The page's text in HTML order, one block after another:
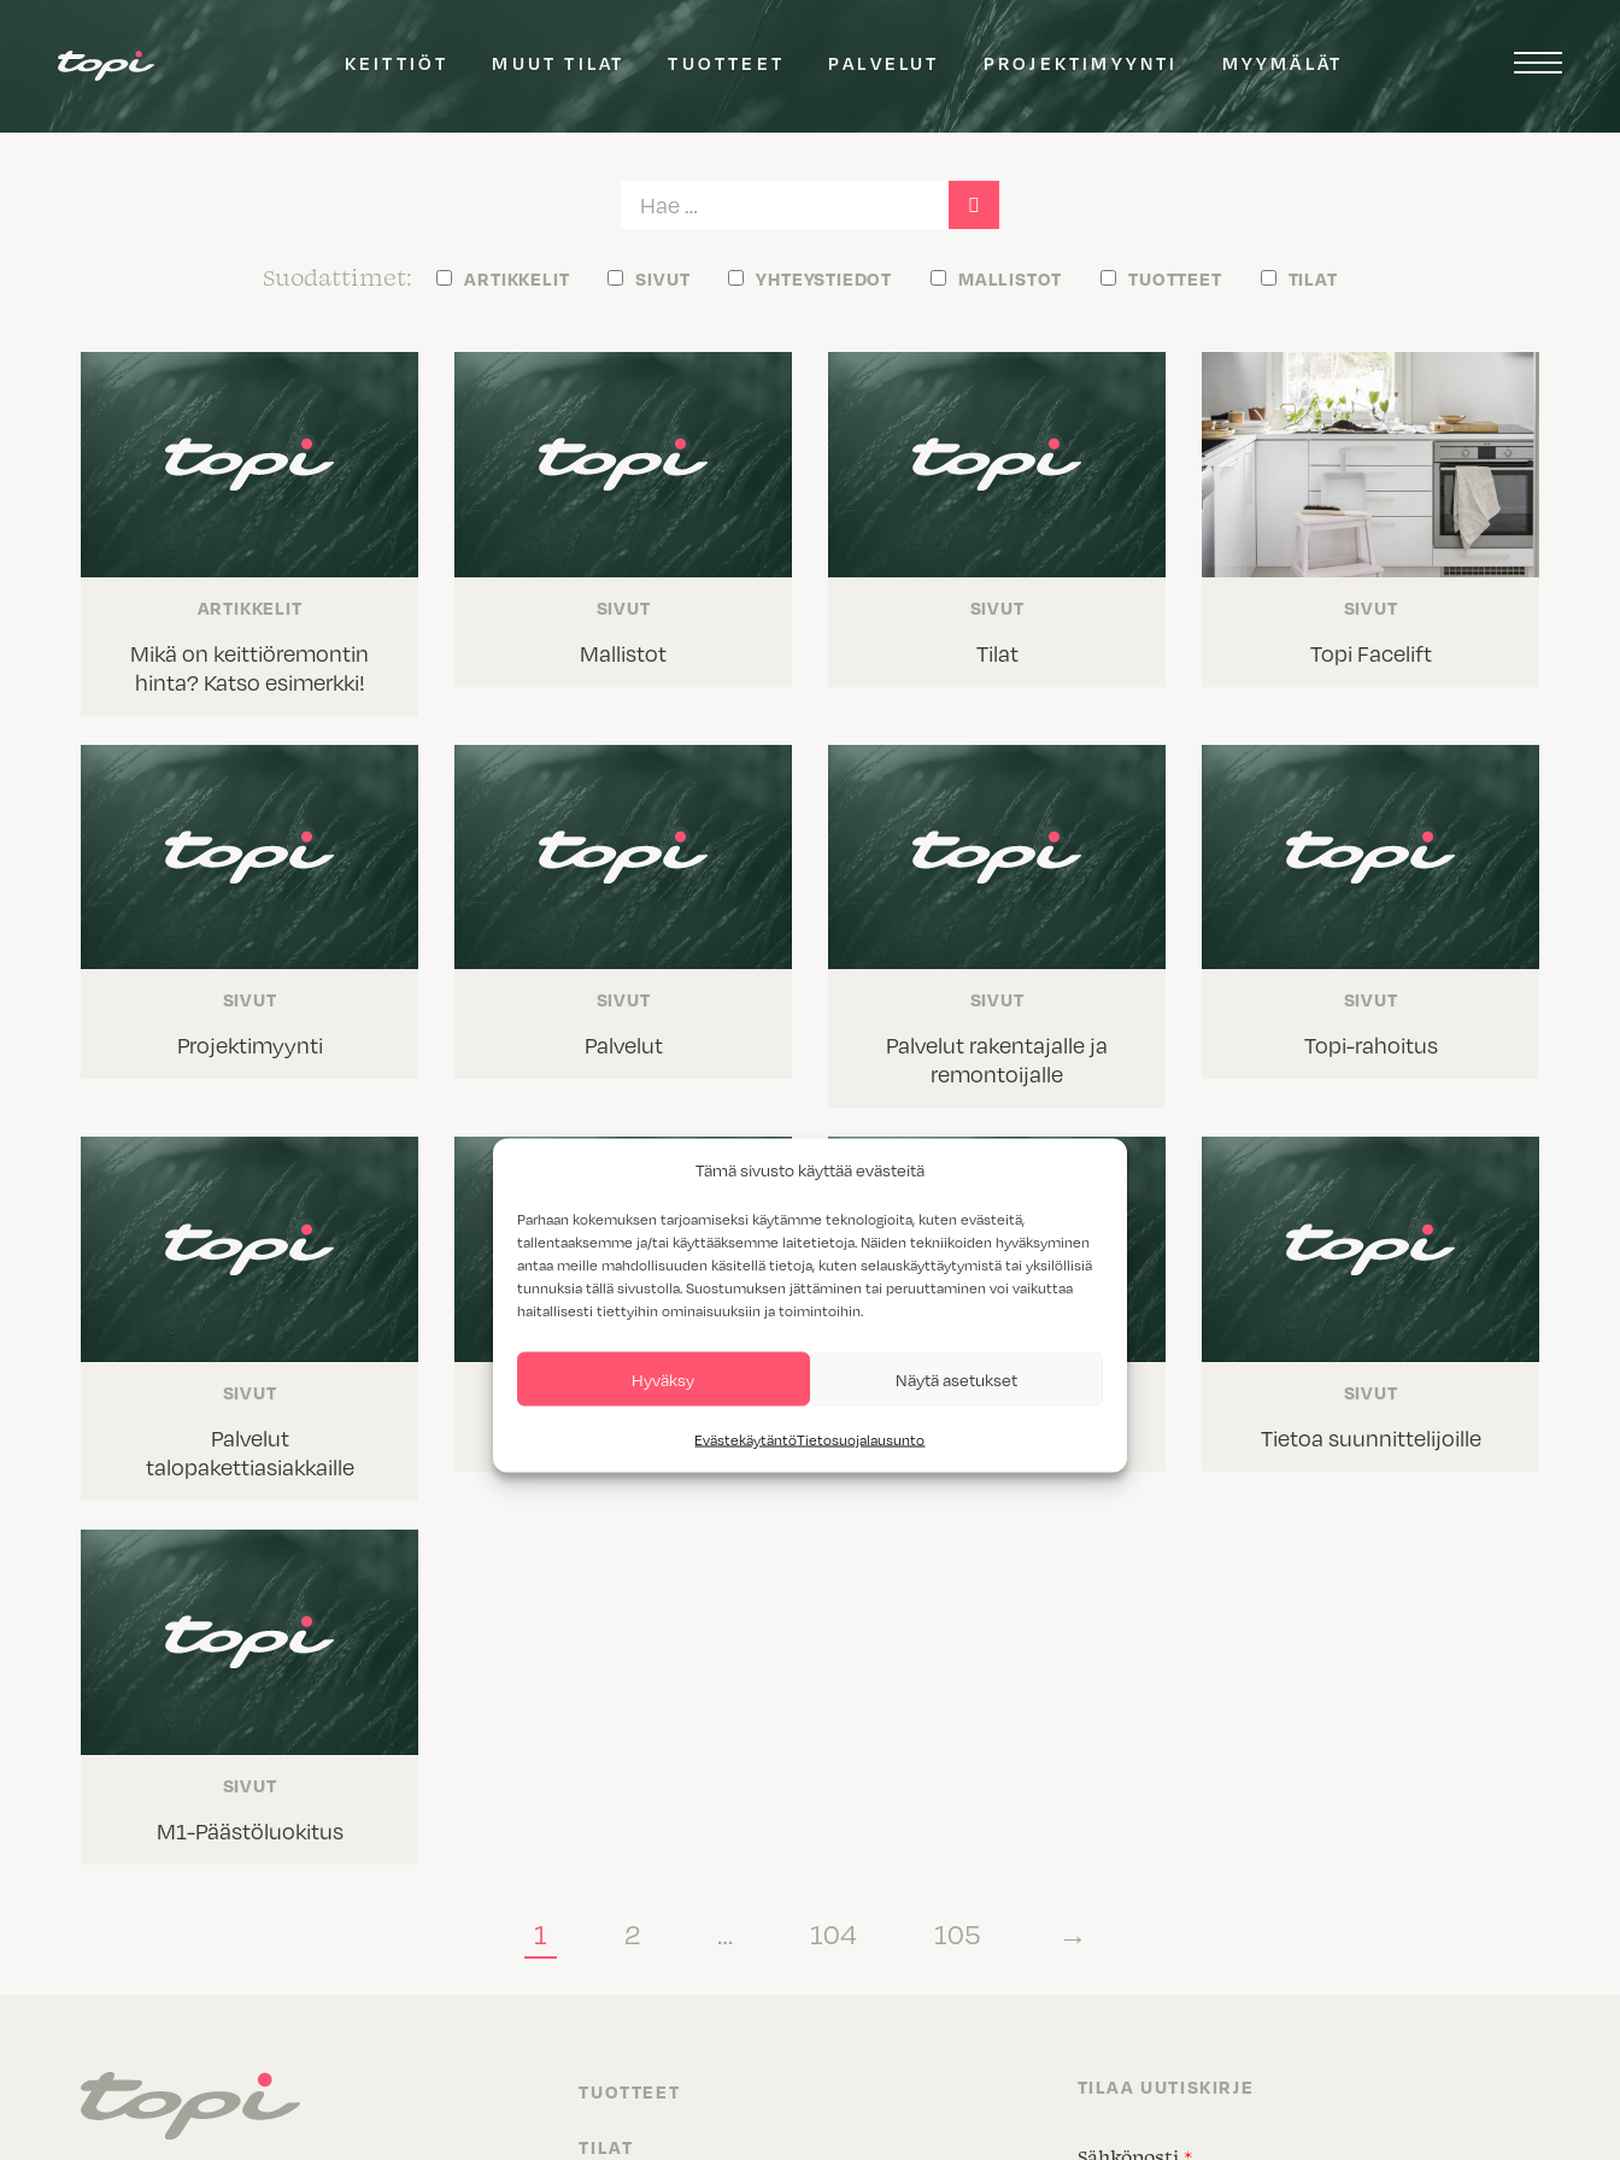
Tämä sivusto käyttää evästeitä
Parhaan kokemuksen tarjoamiseksi käytämme teknologioita, kuten evästeitä,
tallentaaksemme ja/tai käyttääksemme laitetietoja. Näiden tekniikoiden hyväksyminen
antaa meille mahdollisuuden käsitellä tietoja, kuten selauskäyttäytymistä tai yksilöllisiä
tunnuksia tällä sivustolla. Suostumuksen jättäminen tai peruuttaminen voi vaikuttaa
haitallisesti tiettyihin ominaisuuksiin ja toimintoihin.
Hyväksy Näytä asetukset
EvästekäytäntöTietosuojalausunto
KEITTIÖT MUUT TILAT TUOTTEET PALVELUT PROJEKTIMYYNTI MYYMÄLÄT
ARTIKKELIT SIVUT YHTEYSTIEDOT MALLISTOT TUOTTEET TILAT
ARTIKKELIT
Mikä on keittiöremontin
hinta? Katso esimerkki!
SIVUT
Mallistot
SIVUT
Tilat
SIVUT
Topi Facelift
SIVUT
Projektimyynti
SIVUT
Palvelut
SIVUT
Palvelut rakentajalle ja
remontoijalle
SIVUT
Topi-rahoitus
SIVUT
Palvelut
talopakettiasiakkaille
SIVUT
Tietoa rakennusliikkeille
SIVUT
Tietoa talotehtaille
SIVUT
Tietoa suunnittelijoille
SIVUT
M1-Päästöluokitus
1 2 … 104 105 →
TUOTTEET
TILAT
TILAA UUTISKIRJE